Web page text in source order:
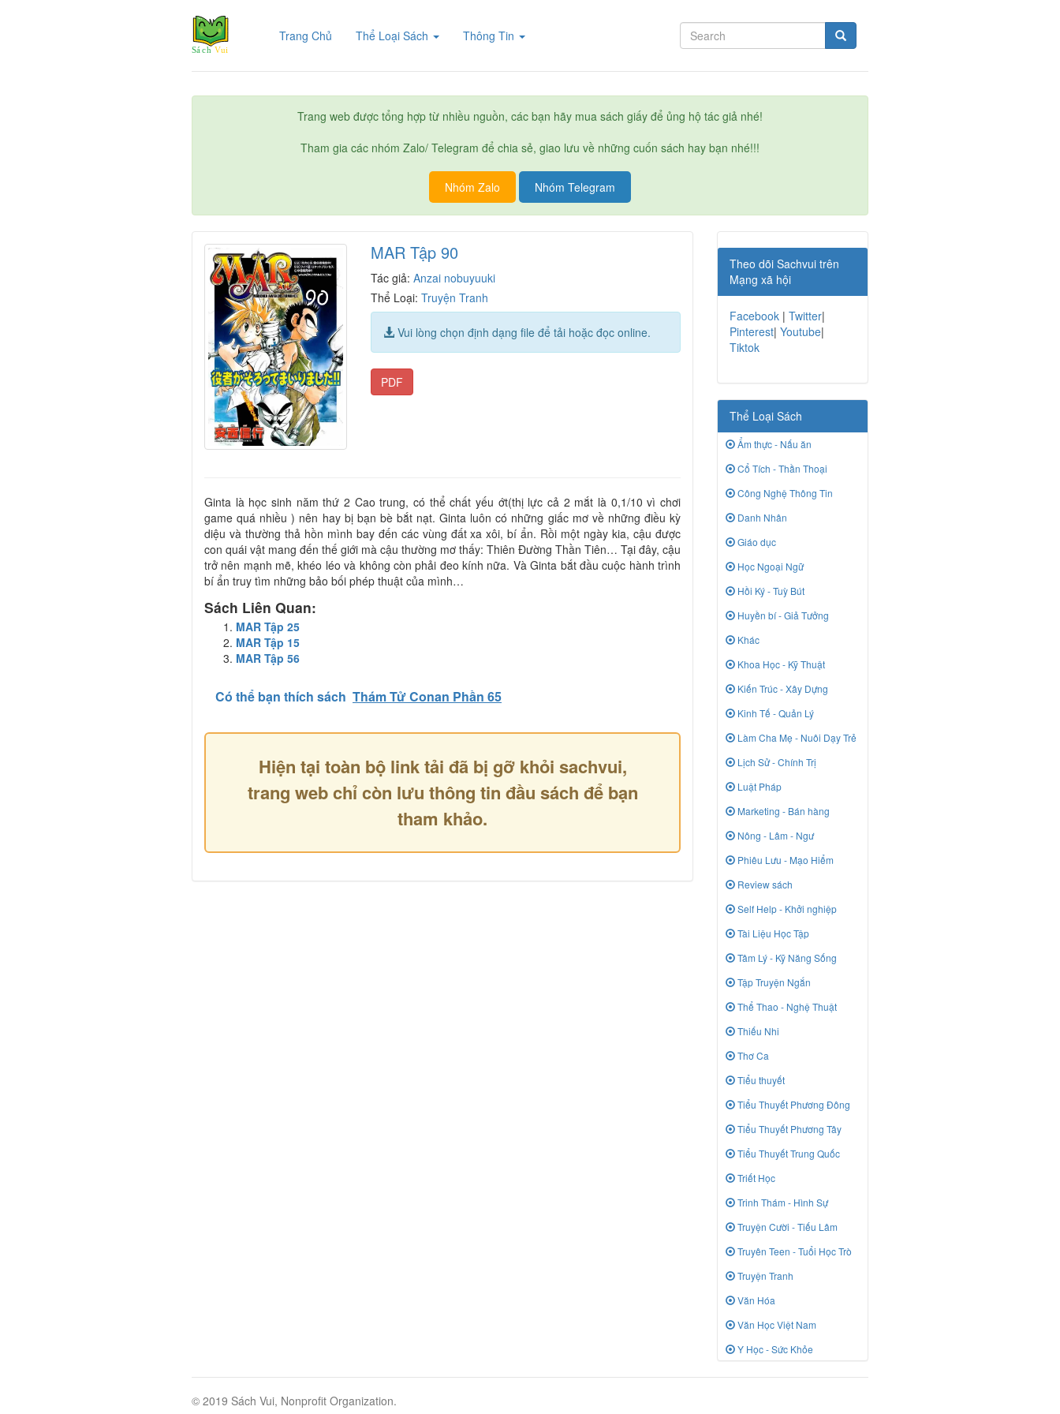
Trang Chủ (current)Thể Loại Sách Thông Tin
Trang web được tổng hợp từ nhiều nguồn, các bạn hãy mua sách giấy để ủng hộ tác giả nhé!
Tham gia các nhóm Zalo/ Telegram để chia sẻ, giao lưu về những cuốn sách hay bạn nhé!!!
Nhóm Zalo Nhóm Telegram
MAR Tập 90
Tác giả:Anzai nobuyuuki
Thể Loại:Truyện Tranh
Vui lòng chọn định dạng file để tải hoặc đọc online.
PDF
Ginta là học sinh năm thứ 2 Cao trung, có thể chất yếu ớt(thị lực cả 2 mắt là 0,1/10 vì chơi
game quá nhiều ) nên hay bị bạn bè bắt nạt. Ginta luôn có những giấc mơ về những điều kỳ
diệu và thường thả hồn mình bay đến các vùng đất xa xôi, bí ẩn. Rồi một ngày kia, cậu được
con quái vật mang đến thế giới mà cậu thường mơ thấy: Thiên Đường Thần Tiên… Tại đây, cậu
trở nên mạnh mẽ, khéo léo và không còn phải đeo kính nữa. Và Ginta bắt đầu cuộc hành trình
bí ẩn truy tìm những bảo bối phép thuật của mình…
Sách Liên Quan:
MAR Tập 25
MAR Tập 15
MAR Tập 56
Có thể bạn thích sách Thám Tử Conan Phần 65
Hiện tại toàn bộ link tải đã bị gỡ khỏi sachvui,
trang web chỉ còn lưu thông tin đầu sách để bạn
tham khảo.
Theo dõi Sachvui trên
Mạng xã hội
Facebook | Twitter|
Pinterest| Youtube|
Tiktok
Thể Loại Sách
Ẩm thực - Nấu ăn
Cổ Tích - Thần Thoại
Công Nghệ Thông Tin
Danh Nhân
Giáo dục
Học Ngoại Ngữ
Hồi Ký - Tuỳ Bút
Huyền bí - Giả Tưởng
Khác
Khoa Học - Kỹ Thuật
Kiến Trúc - Xây Dựng
Kinh Tế - Quản Lý
Làm Cha Mẹ - Nuôi Dạy Trẻ
Lịch Sử - Chính Trị
Luật Pháp
Marketing - Bán hàng
Nông - Lâm - Ngư
Phiêu Lưu - Mạo Hiểm
Review sách
Self Help - Khởi nghiệp
Tài Liệu Học Tập
Tâm Lý - Kỹ Năng Sống
Tập Truyện Ngắn
Thể Thao - Nghệ Thuật
Thiếu Nhi
Thơ Ca
Tiểu thuyết
Tiểu Thuyết Phương Đông
Tiểu Thuyết Phương Tây
Tiểu Thuyết Trung Quốc
Triết Học
Trinh Thám - Hình Sự
Truyện Cười - Tiếu Lâm
Truyên Teen - Tuổi Học Trò
Truyện Tranh
Văn Hóa
Văn Học Việt Nam
Y Học - Sức Khỏe
© 2019 Sách Vui, Nonprofit Organization.